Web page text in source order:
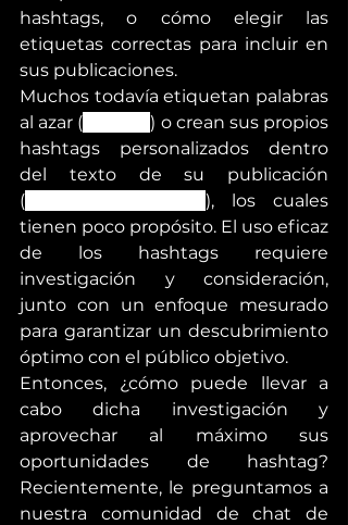
hashtags, o cómo elegir las
etiquetas correctas para incluir en
sus publicaciones.
Muchos todavía etiquetan palabras
al azar ( #happy) o crean sus propios
hashtags personalizados dentro
del texto de su publicación
(
), los cuales
tienen poco propósito. El uso eficaz
de los hashtags requiere
investigación y consideración,
junto con un enfoque mesurado
para garantizar un descubrimiento
óptimo con el público objetivo.
Entonces, ¿cómo puede llevar a
cabo dicha investigación y
aprovechar al máximo sus
oportunidades de hashtag?
Recientemente, le preguntamos a
nuestra comunidad de chat de